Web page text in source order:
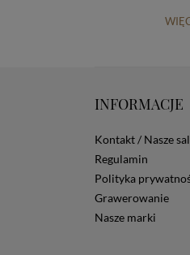
INFORMACJE
Kontakt / Nasze
Regulamin
Polityka
Grawerowanie
Nasze marki